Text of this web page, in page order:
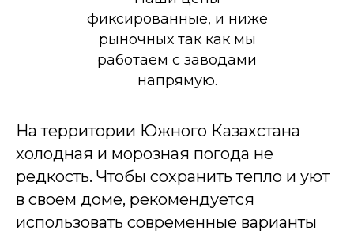
фиксированные, и ниже
рыночных так как мы
работаем с заводами
напрямую.
На территории Южного Казахстана
холодная и морозная погода не
редкость. Чтобы сохранить тепло и уют
в своем доме, рекомендуется
использовать современные варианты